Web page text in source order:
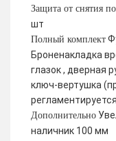
Защита от снятия
шт
Полный комплект
Броненакладка
глазок , дверная
ключ-вертушка
Дополнительно
наличник 100 мм